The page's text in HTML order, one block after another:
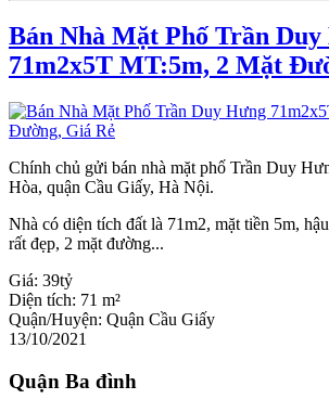
Bán Nhà Mặt Phố Trần Duy
71m2x5T MT:5m, 2 Mặt
Chính chủ gửi bán nhà mặt phố Trần Duy
Hòa, quận Cầu Giấy, Hà Nội.
Nhà có diện tích đất là 71m2, mặt tiền 5m,
rất đẹp, 2 mặt đường...
Giá: 39tỷ
Diện tích: 71 m²
Quận/Huyện: Quận Cầu Giấy
13/10/2021
Quận Ba đình